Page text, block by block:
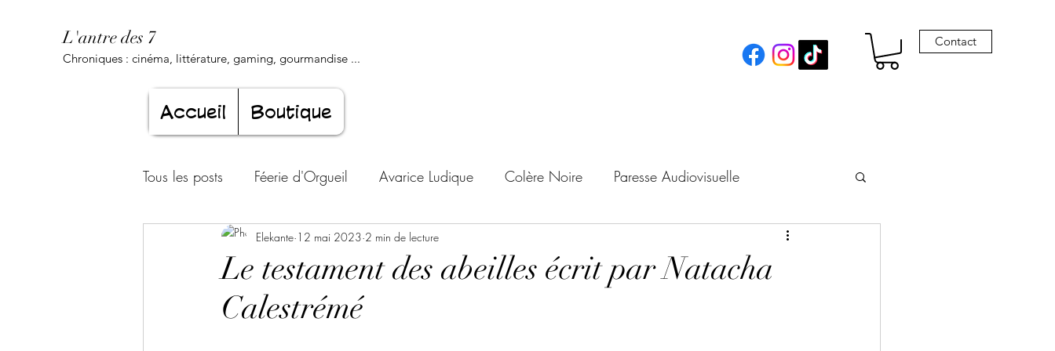
L'antre des 7
Chroniques : cinéma, littérature, gaming, gourmandise ...
Contact
Accueil Boutique
Tous les posts Féerie d'Orgueil Avarice Ludique Colère Noire Paresse Audiovisuelle
Luxure Envoûtante Gourmandise Proscrite
Jeunesse éternelle Cœur d'adolescent
Le testament des abeilles écrit par Natacha
Calestrémé
Elekante 12 mai 2023 2 min de lecture